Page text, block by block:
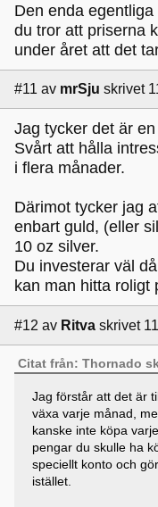
Den enda
du tror att priserna
under året att det
#11 av mrSju skrivet
Jag tycker det är
Svårt att hålla
i flera månader.
Därimot tycker jag
enbart guld, (eller
10 oz silver.
Du investerar väl
kan man hitta roligt
#12 av Ritva skrivet
Citat från: Thornado
Jag förstår att det är
växa varje månad,
kanske inte köpa
pengar du skulle ha
speciellt konto och
istället.